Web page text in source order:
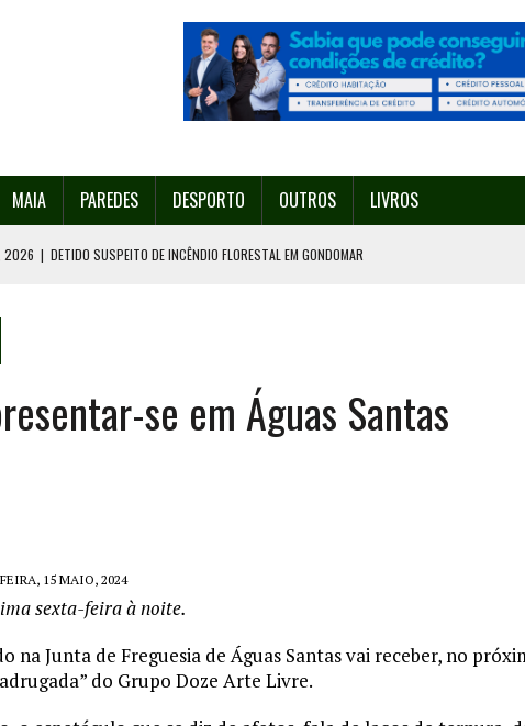
MAIA PAREDES DESPORTO OUTROS LIVROS
2026 | DETIDO SUSPEITO DE INCÊNDIO FLORESTAL EM GONDOMAR
PJ DETÉM SUSPEITA DE ATEAR FOGO COM ISQUEIRO
DE VALONGO E 13º ENCONTRO ASSOCIATIVO DE 14 A 17 DE AGOSTO
se em Águas Santas
15 MAIO, 2024
sexta-feira à noite.
Junta de Freguesia de Águas Santas vai receber, no
do Grupo Doze Arte Livre.